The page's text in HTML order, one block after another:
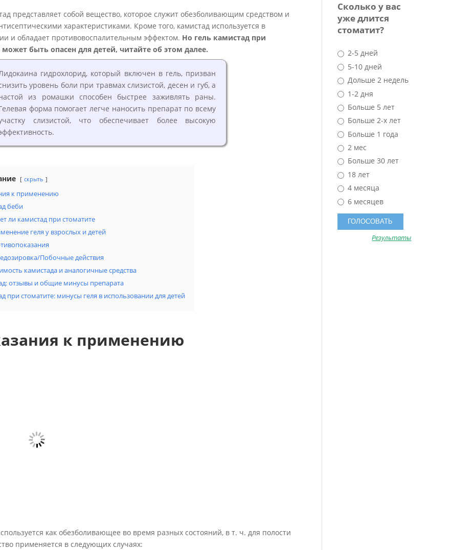
представляет собой вещество, которое служит обезболивающим средством и
характеристиками. Кроме того, камистад используется в
и обладает противовоспалительным эффектом. Но гель камистад при
быть опасен для детей, читайте об этом далее.
гидрохлорид, который включен в гель, призван
уровень боли при травмах слизистой, десен и губ, а
из ромашки способен быстрее заживлять раны.
форма помогает легче наносить препарат по всему
слизистой, что обеспечивает более высокую
скрыть
к применению
беби
ли камистад при стоматите
геля у взрослых и детей
Побочные действия
камистада и аналогичные средства
отзывы и общие минусы препарата
при стоматите: минусы геля в использовании для детей
к применению
как обезболивающее во время разных состояний, в т. ч. для полости
применяется в следующих случаях:
Сколько у вас
уже длится
стоматит?
2-5 дней
5-10 дней
Дольше 2 недель
1-2 дня
Больше 5 лет
Больше 2-х лет
Больше 1 года
2 мес
Больше 30 лет
18 лет
4 месяца
6 месяцев
Результаты